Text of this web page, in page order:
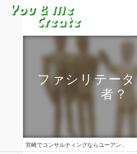
ファシリテー
者？
宮崎でコンサルティングならユーアンドミークリエイト株式会社